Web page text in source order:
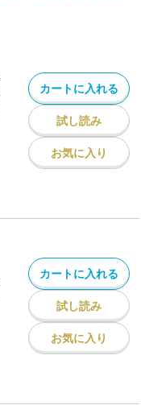
カートに入れる
試し読み
お気に入り
カートに入れる
試し読み
お気に入り